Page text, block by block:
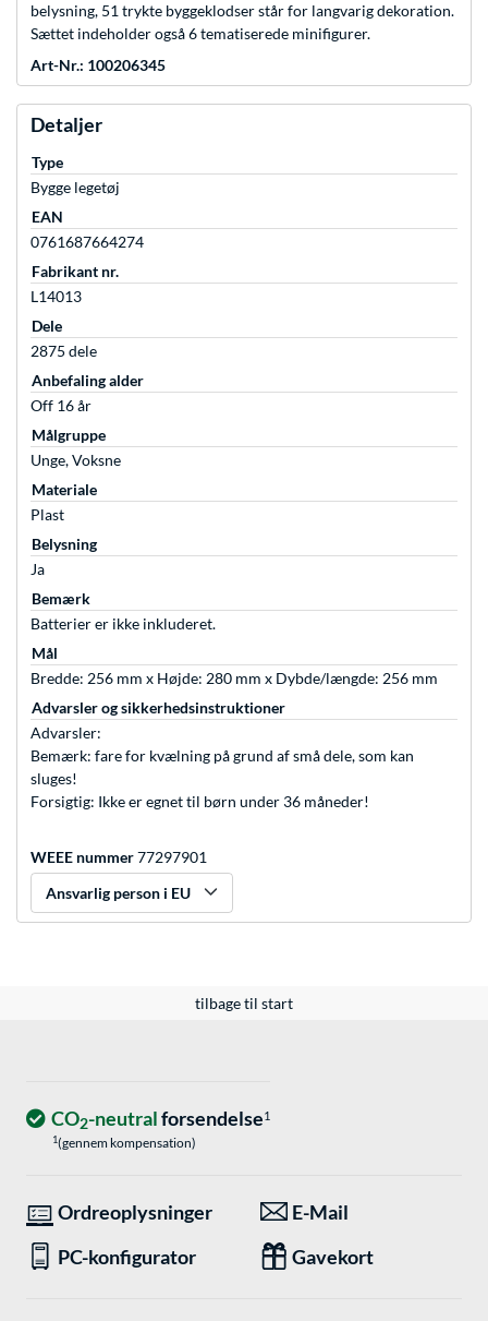
belysning, 51 trykte byggeklodser står for langvarig dekoration.
Sættet indeholder også 6 tematiserede minifigurer.
Art-Nr.: 100206345
Detaljer
Type
Bygge legetøj
EAN
0761687664274
Fabrikant nr.
L14013
Dele
2875 dele
Anbefaling alder
Off 16 år
Målgruppe
Unge, Voksne
Materiale
Plast
Belysning
Ja
Bemærk
Batterier er ikke inkluderet.
Mål
Bredde: 256 mm x Højde: 280 mm x Dybde/længde: 256 mm
Advarsler og sikkerhedsinstruktioner
Advarsler:
Bemærk: fare for kvælning på grund af små dele, som kan
sluges!
Forsigtig: Ikke er egnet til børn under 36 måneder!
WEEE nummer77297901
Ansvarlig person i EU
tilbage til start
CO2-neutralforsendelse1
1(gennem kompensation)
Ordreoplysninger
E-Mail
PC-konfigurator
Gavekort